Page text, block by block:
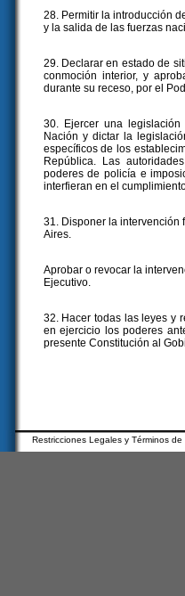
28. Permitir la introducción
y la salida de las fuerzas
29. Declarar en estado de
conmoción interior, y
durante su receso, por el
30. Ejercer una
Nación y dictar la
específicos de los
República. Las
poderes de policía e
interfieran en el
31. Disponer la intervención
Aires.
Aprobar o revocar la
Ejecutivo.
32. Hacer todas las leyes y
en ejercicio los poderes
presente Constitución al
Restricciones Legales y Términos de